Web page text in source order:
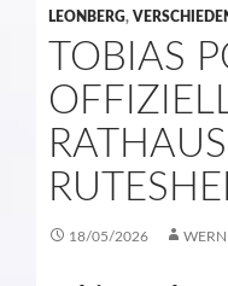
LEONBERG,
TOBIAS
18/05/2026